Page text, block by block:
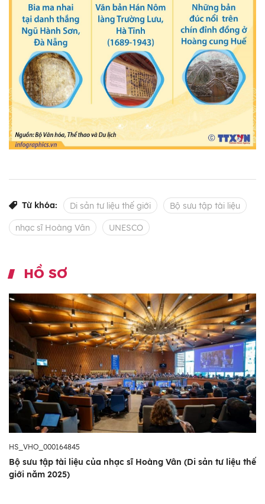
Từ khóa: Di sản tư liệu thế giới Bộ sưu tập tài liệu
nhạc sĩ Hoàng Vân UNESCO
HỒ SƠ
HS_VHO_000164845
Bộ sưu tập tài liệu của nhạc sĩ Hoàng Vân (Di sản tư liệu thế
giới năm 2025)